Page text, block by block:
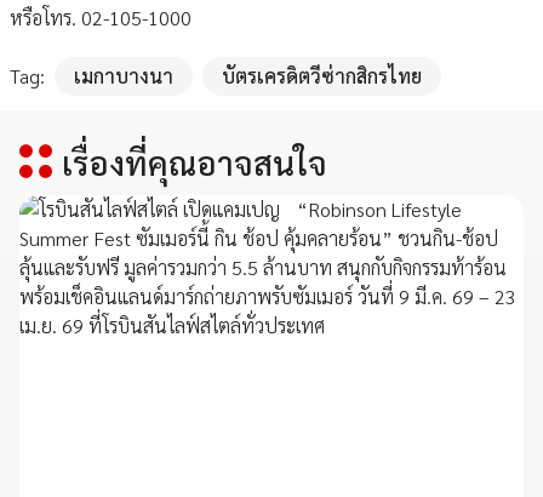
หรือโทร. 02-105-1000
Tag: เมกาบางนา บัตรเครดิตวีซ่ากสิกรไทย
เรื่องที่คุณอาจสนใจ